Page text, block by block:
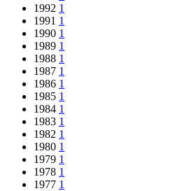
1992 1
1991 1
1990 1
1989 1
1988 1
1987 1
1986 1
1985 1
1984 1
1983 1
1982 1
1980 1
1979 1
1978 1
1977 1